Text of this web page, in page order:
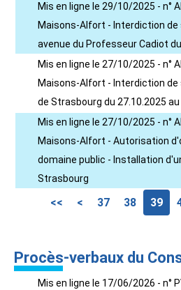
Mis en ligne le 29/10/2025 - n°
Maisons-Alfort - Interdiction
avenue du Professeur Cadiot
Mis en ligne le 27/10/2025 - n°
Maisons-Alfort - Interdiction
de Strasbourg du 27.10.2025
Mis en ligne le 27/10/2025 - n°
Maisons-Alfort - Autorisation
domaine public - Installation
Strasbourg
<< < 37 38 39
Procès-verbaux du
Mis en ligne le 17/06/2026 - n°